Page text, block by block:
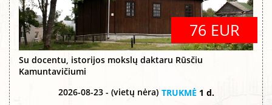
76 EUR
Su docentu, istorijos mokslų daktaru Rūsčiu
Kamuntavičiumi
2026-08-23 - (vietų nėra) TRUKMĖ 1 d.